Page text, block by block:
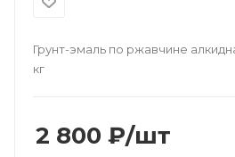
Грунт-эмаль по ржавчине
кг
2 800 ₽/шт